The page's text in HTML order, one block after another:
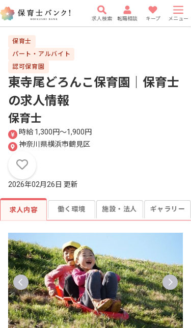
求人検索 転職相談 キープ メニュー
保育士
パート・アルバイト
認可保育園
東寺尾どろんこ保育園｜保育士
の求人情報
保育士
時給 1,300円〜1,900円
神奈川県横浜市鶴見区
2026年02月26日 更新
求人内容 働く環境 施設・法人 ギャラリー